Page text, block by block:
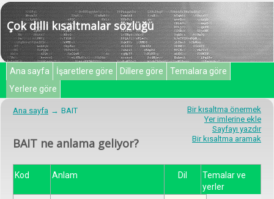
Çok dilli kısaltmalar sözlüğü
Ana sayfa İşaretlere göre Dillere göre
Temalara göre
Yerlere göre
Bir kısaltma önermek
Yer imlerine ekle
Sayfayı yazdır
Bir kısaltma aramak
Ana sayfa BAIT
BAIT ne anlama geliyor?
Kod Anlam Dil
Temalar ve
yerler